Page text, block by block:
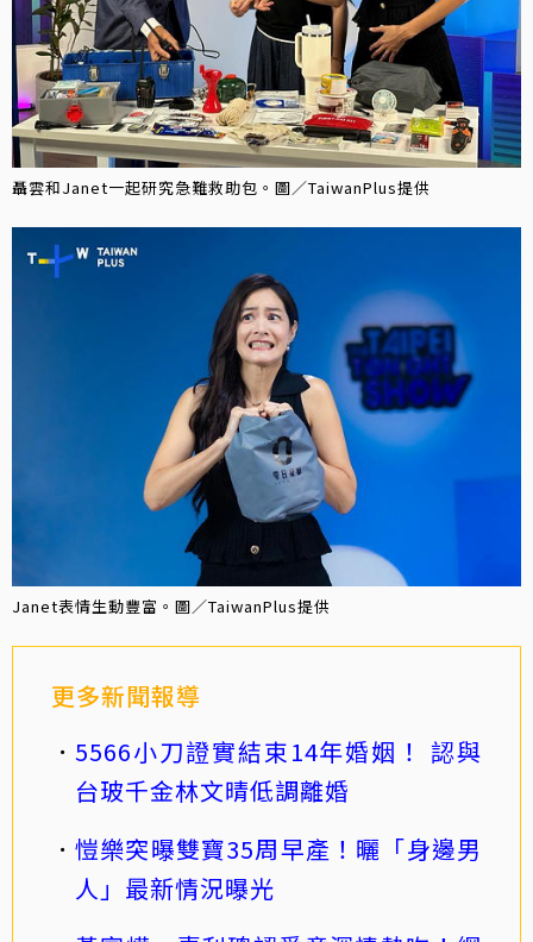
聶雲和Janet一起研究急難救助包。圖／TaiwanPlus提供
Janet表情生動豐富。圖／TaiwanPlus提供
更多新聞報導
5566小刀證實結束14年婚姻！ 認與
台玻千金林文晴低調離婚
愷樂突曝雙寶35周早產！曬「身邊男
人」最新情況曝光